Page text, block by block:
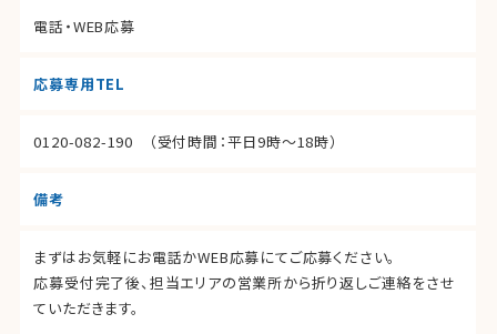
電話・WEB応募
応募専用TEL
0120-082-190 （受付時間：平日9時～18時）
備考
まずはお気軽にお電話かWEB応募にてご応募ください。
応募受付完了後、担当エリアの営業所から折り返しご連絡をさせ
ていただきます。